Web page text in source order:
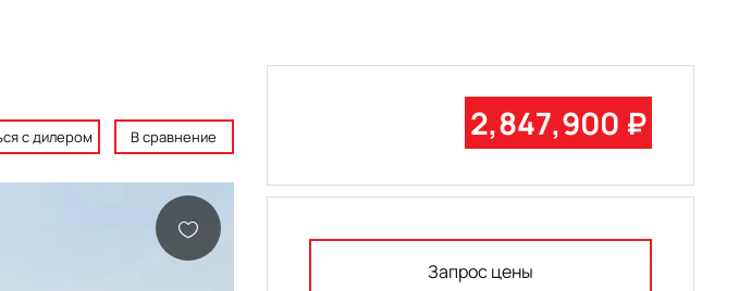
с дилером В сравнение 2,847,900 ₽
Запрос цены